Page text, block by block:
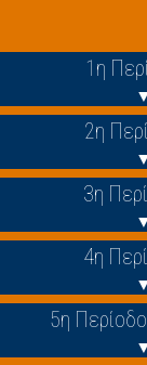
1η
2η
3η
4η
5η